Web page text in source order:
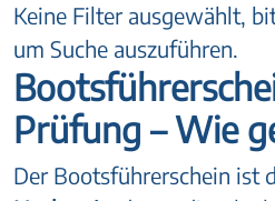
Keine Filter ausgewählt,
um Suche auszuführen.
Prüfung – Wie
Der Bootsführerschein ist